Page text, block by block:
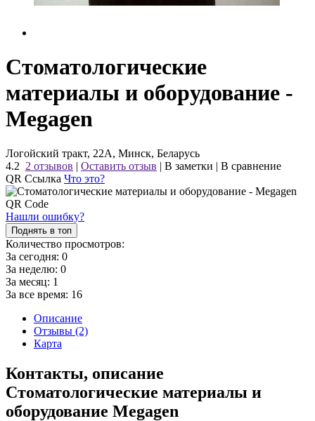
Стоматологические
материалы и оборудование -
Megagen
Логойский тракт, 22А, Минск, Беларусь
4.2 2 отзывов | Оставить отзыв | В заметки | В сравнение
QR Ссылка Что это?
Нашли ошибку?
Поднять в топ
Количество просмотров:
За сегодня: 0
За неделю: 0
За месяц: 1
За все время: 16
Описание
Отзывы (2)
Карта
Контакты, описание
Стоматологические материалы и
оборудование Megagen